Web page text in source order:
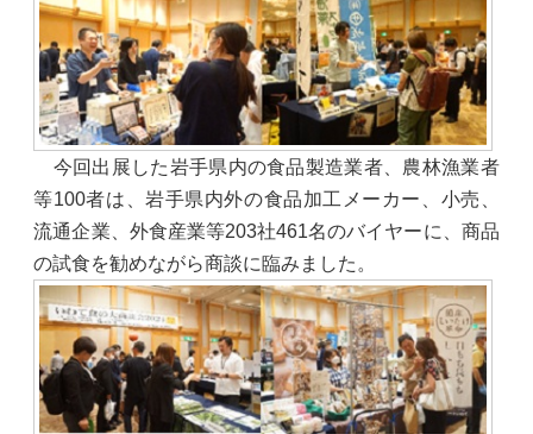
今回出展した岩手県内の食品製造業者、農林漁業者
等100者は、岩手県内外の食品加工メーカー、小売、
流通企業、外食産業等203社461名のバイヤーに、商品
の試食を勧めながら商談に臨みました。